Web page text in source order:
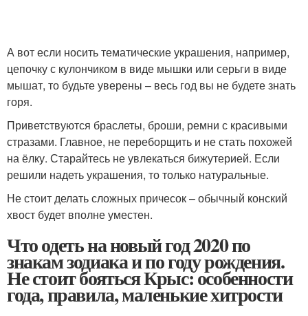
А вот если носить тематические украшения, например,
цепочку с кулончиком в виде мышки или серьги в виде
мышат, то будьте уверены – весь год вы не будете знать
горя.
Приветствуются браслеты, броши, ремни с красивыми
стразами. Главное, не переборщить и не стать похожей
на ёлку. Старайтесь не увлекаться бижутерией. Если
решили надеть украшения, то только натуральные.
Не стоит делать сложных причесок – обычный конский
хвост будет вполне уместен.
Что одеть на новый год 2020 по
знакам зодиака и по году рождения.
Не стоит бояться Крыс: особенности
года, правила, маленькие хитрости